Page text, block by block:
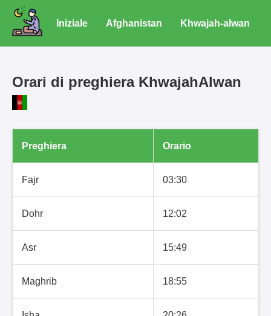
Iniziale Afghanistan Khwajah-alwan
Orari di preghiera KhwajahAlwan
Preghiera Orario
Fajr 03:30
Dohr 12:02
Asr 15:49
Maghrib 18:55